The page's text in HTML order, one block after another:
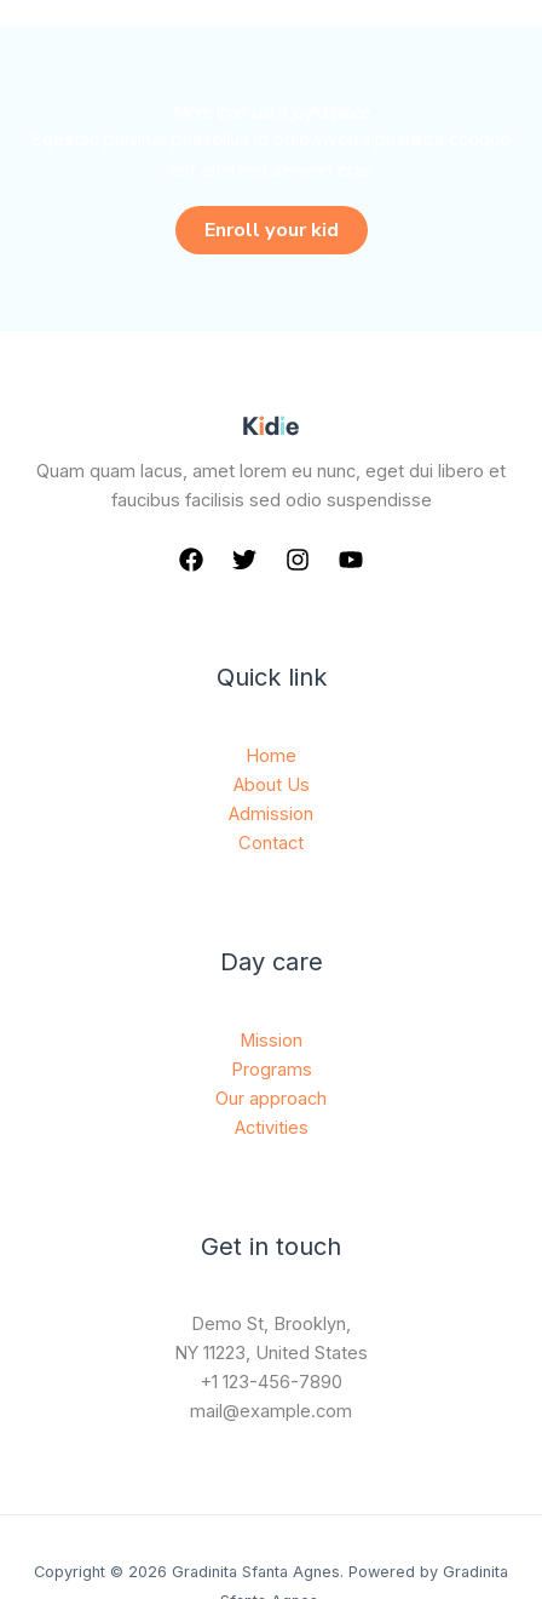
Enroll your kid
Quam quam lacus, amet lorem eu nunc, eget dui libero et
faucibus facilisis sed odio suspendisse
Quick link
Home
About Us
Admission
Contact
Day care
Mission
Programs
Our approach
Activities
Get in touch
Demo St, Brooklyn,
NY 11223, United States
+1 123-456-7890
mail@example.com
Copyright © 2026 Gradinita Sfanta Agnes. Powered by Gradinita